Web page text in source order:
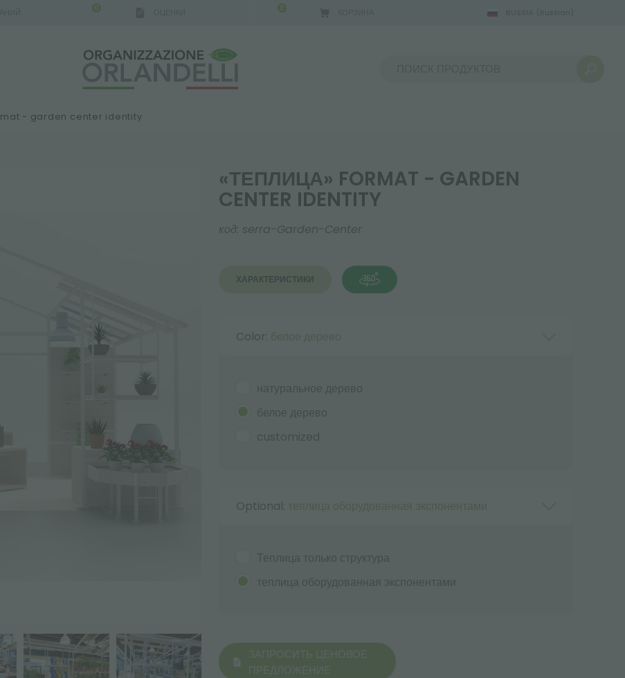
0 0
- garden center identity
«ТЕПЛИЦА» FORMAT - GARDEN
CENTER IDENTITY
код: serra-Garden-Center
ХАРАКТЕРИСТИКИ
Color: белое дерево
натуральное дерево
белое дерево
customized
Optional: теплица оборудованная экспонентами
Теплица только структура
теплица оборудованная экспонентами
ЗАПРОСИТЬ ЦЕНОВОЕ
ПРЕДЛОЖЕНИЕ